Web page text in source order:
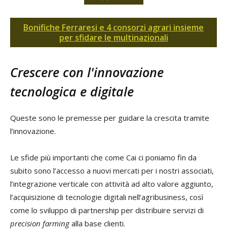
Bonifiche Ferraresi e 4 consorzi agrari insieme
per sfidare le multinazionali
Crescere con l'innovazione
tecnologica e digitale
Queste sono le premesse per guidare la crescita tramite
l’innovazione.
Le sfide più importanti che come Cai ci poniamo fin da
subito sono l’accesso a nuovi mercati per i nostri associati,
l’integrazione verticale con attività ad alto valore aggiunto,
l’acquisizione di tecnologie digitali nell’agribusiness, così
come lo sviluppo di partnership per distribuire servizi di
precision farmingalla base clienti.